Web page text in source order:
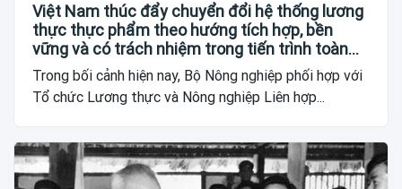
Việt Nam thúc đẩy chuyển đổi hệ thống lương
thực thực phẩm theo hướng tích hợp, bền
vững và có trách nhiệm trong tiến trình toàn
cầu
Trong bối cảnh hiện nay, Bộ Nông nghiệp phối hợp với
Tổ chức Lương thực và Nông nghiệp Liên hợp...